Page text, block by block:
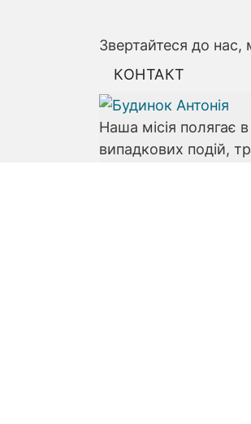
Звертайтеся до
КОНТАКТ
Наша місія полягає
випадкових подій,